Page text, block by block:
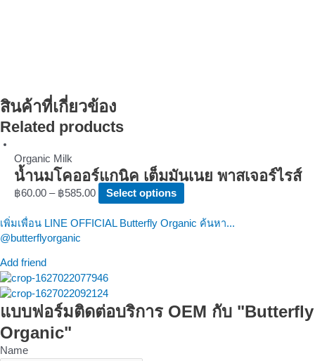
สินค้าที่เกี่ยวข้อง
Related products
Organic Milk
น้ำนมโคออร์แกนิค เต็มมันเนย พาสเจอร์ไรส์
฿60.00 – ฿585.00 Select options
เพิ่มเพื่อน LINE OFFICIAL Butterfly Organic ค้นหา...
@butterflyorganic
Add friend
แบบฟอร์มติดต่อบริการ OEM กับ "Butterfly
Organic"
Name